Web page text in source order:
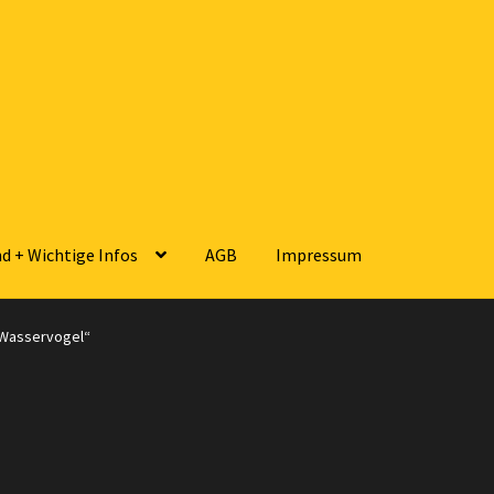
+ Wichtige Infos AGB Impressum
Zahlungsarten